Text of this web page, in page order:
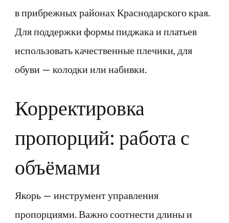
в прибрежных районах Краснодарского края.
Для поддержки формы пиджака и платьев
использовать качественные плечики, для
обуви — колодки или набивки.
Корректировка
пропорций: работа с
объёмами
Якорь — инструмент управления
пропорциями. Важно соотнести длины и